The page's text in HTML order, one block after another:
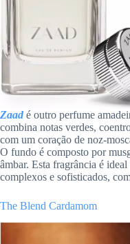
Zaad é outro perfume
combina notas verdes,
com um coração de noz-
O fundo é composto por
âmbar. Esta fragrância é
complexos e sofisticados,
The Blend Cardamom